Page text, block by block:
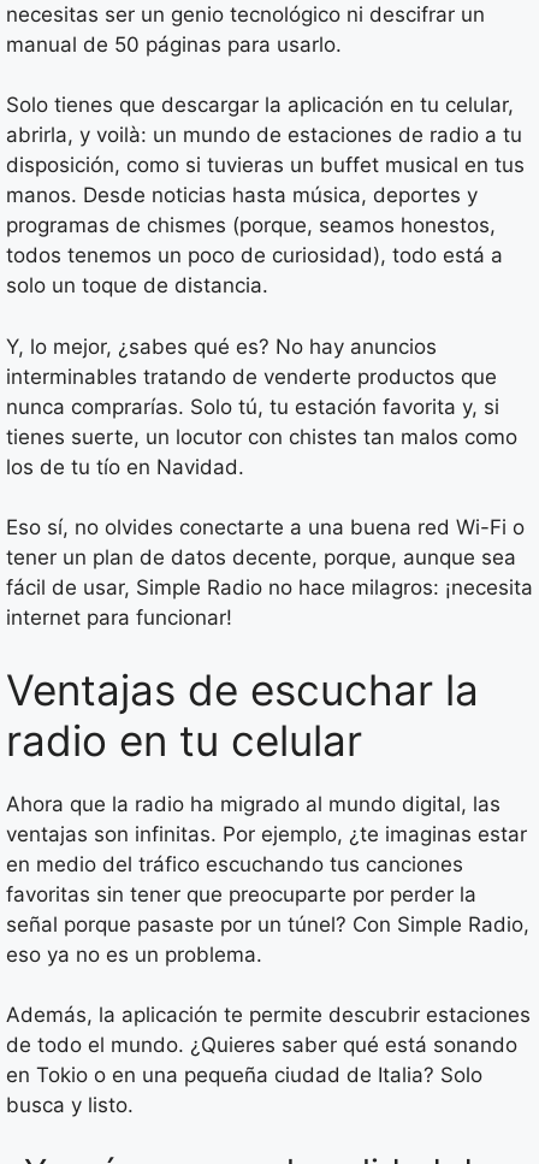
necesitas ser un genio tecnológico ni descifrar un
manual de 50 páginas para usarlo.
Solo tienes que descargar la aplicación en tu celular,
abrirla, y voilà: un mundo de estaciones de radio a tu
disposición, como si tuvieras un buffet musical en tus
manos. Desde noticias hasta música, deportes y
programas de chismes (porque, seamos honestos,
todos tenemos un poco de curiosidad), todo está a
solo un toque de distancia.
Y, lo mejor, ¿sabes qué es? No hay anuncios
interminables tratando de venderte productos que
nunca comprarías. Solo tú, tu estación favorita y, si
tienes suerte, un locutor con chistes tan malos como
los de tu tío en Navidad.
Eso sí, no olvides conectarte a una buena red Wi-Fi o
tener un plan de datos decente, porque, aunque sea
fácil de usar, Simple Radio no hace milagros: ¡necesita
internet para funcionar!
Ventajas de escuchar la
radio en tu celular
Ahora que la radio ha migrado al mundo digital, las
ventajas son infinitas. Por ejemplo, ¿te imaginas estar
en medio del tráfico escuchando tus canciones
favoritas sin tener que preocuparte por perder la
señal porque pasaste por un túnel? Con Simple Radio,
eso ya no es un problema.
Además, la aplicación te permite descubrir estaciones
de todo el mundo. ¿Quieres saber qué está sonando
en Tokio o en una pequeña ciudad de Italia? Solo
busca y listo.